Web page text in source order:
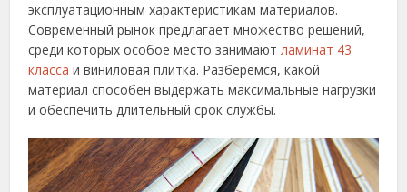
эксплуатационным характеристикам материалов.
Современный рынок предлагает множество решений,
среди которых особое место занимаютламинат 43
класса и виниловая плитка. Разберемся, какой
материал способен выдержать максимальные нагрузки
и обеспечить длительный срок службы.